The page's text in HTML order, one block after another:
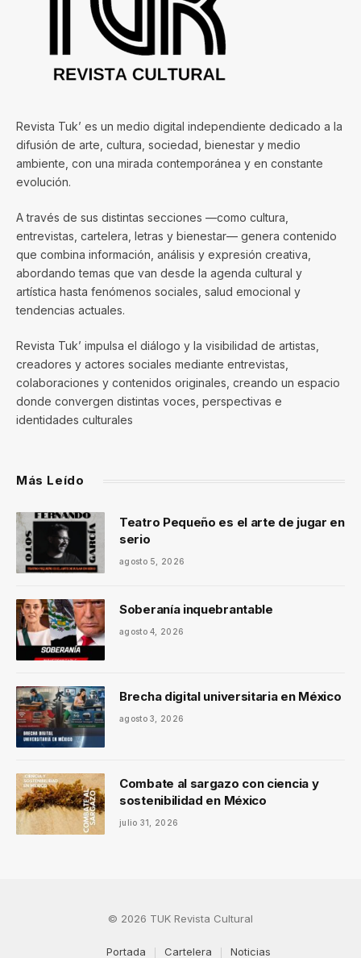
Revista Tuk’ es un medio digital independiente dedicado a la
difusión de arte, cultura, sociedad, bienestar y medio
ambiente, con una mirada contemporánea y en constante
evolución.
A través de sus distintas secciones —como cultura,
entrevistas, cartelera, letras y bienestar— genera contenido
que combina información, análisis y expresión creativa,
abordando temas que van desde la agenda cultural y
artística hasta fenómenos sociales, salud emocional y
tendencias actuales.
Revista Tuk’ impulsa el diálogo y la visibilidad de artistas,
creadores y actores sociales mediante entrevistas,
colaboraciones y contenidos originales, creando un espacio
donde convergen distintas voces, perspectivas e
identidades culturales
Más Leído
Teatro Pequeño es el arte de jugar en
serio
agosto 5, 2026
Soberanía inquebrantable
agosto 4, 2026
Brecha digital universitaria en México
agosto 3, 2026
Combate al sargazo con ciencia y
sostenibilidad en México
julio 31, 2026
© 2026 TUK Revista Cultural
Portada Cartelera Noticias